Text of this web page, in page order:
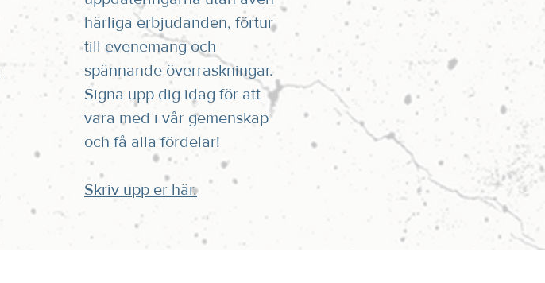
härliga erbjudanden, förtur
till evenemang och
spännande överraskningar.
Signa upp dig idag för att
vara med i vår gemenskap
och få alla fördelar!
Skriv upp er här.